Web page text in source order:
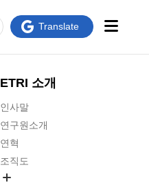
ETRI 소개
인사말
연구원소개
연혁
조직도
Translate